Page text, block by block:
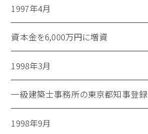
1997年4月
資本金を6,000万円に増資
1998年3月
一級建築士事務所の東京都知事登録
1998年9月